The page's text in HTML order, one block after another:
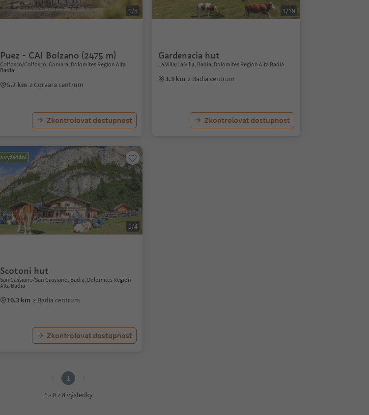
1/5
Puez - CAI Bolzano (2475 m)
Colfosco/Colfosco, Corvara, Dolomites Region Alta
Badia
5.7 km z Corvara centrum
Zkontrolovat dostupnost
1/19
Gardenacia hut
La Villa/La Villa, Badia, Dolomites Region Alta Badia
3.3 km z Badia centrum
Zkontrolovat dostupnost
vyžádání
1/4
Scotoni hut
San Cassiano/San Cassiano, Badia, Dolomites Region
Alta Badia
10.3 km z Badia centrum
Zkontrolovat dostupnost
1
1 - 8 z 8 výsledky